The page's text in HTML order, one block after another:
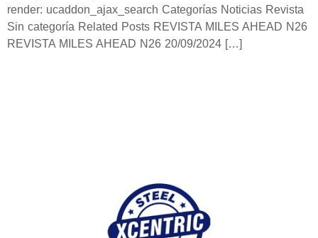
render: ucaddon_ajax_search Categorías Noticias Revista
Sin categoría Related Posts REVISTA MILES AHEAD N26
REVISTA MILES AHEAD N26 20/09/2024 […]